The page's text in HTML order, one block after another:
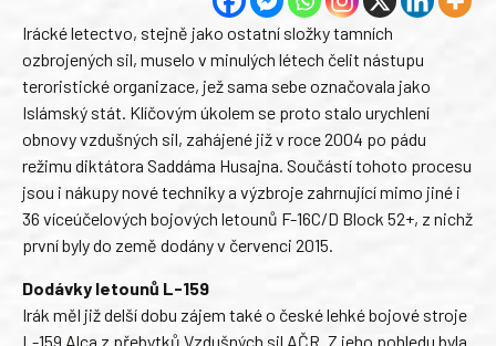
Irácké letectvo, stejně jako ostatní složky tamních
ozbrojených sil, muselo v minulých létech čelit nástupu
teroristické organizace, jež sama sebe označovala jako
Islámský stát. Klíčovým úkolem se proto stalo urychlení
obnovy vzdušných sil, zahájené již v roce 2004 po pádu
režimu diktátora Saddáma Husajna. Součástí tohoto procesu
jsou i nákupy nové techniky a výzbroje zahrnující mimo jiné i
36 víceúčelových bojových letounů F-16C/D Block 52+, z nichž
první byly do země dodány v červenci 2015.
Dodávky letounů L-159
Irák měl již delší dobu zájem také o české lehké bojové stroje
L-159 Alca z přebytků Vzdušných sil AČR. Z jeho pohledu byla